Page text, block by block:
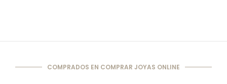
COMPRADOS EN COMPRAR JOYAS ONLINE